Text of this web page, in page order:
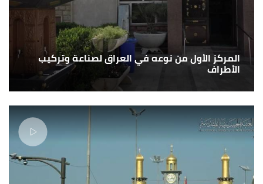
المركز الأول من نوعه في العراق لصناعة وتركيب
الأطراف